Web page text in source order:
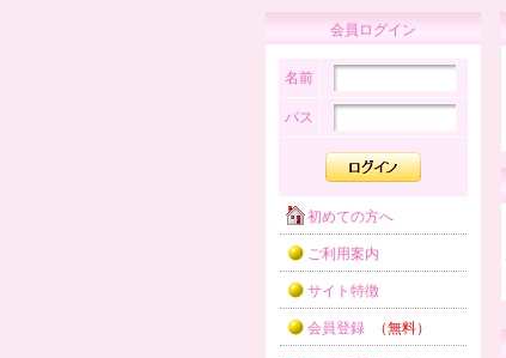
会員ログイン
名前
パス
初めての方へ
ご利用案内
サイト特徴
会員登録 （無料）